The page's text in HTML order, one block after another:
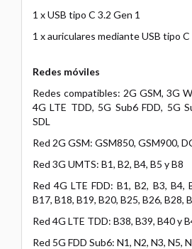
1 x USB tipo C 3.2 Gen 1
1 x auriculares mediante USB tipo C
Redes móviles
Redes compatibles: 2G GSM, 3G
4G LTE TDD, 5G Sub6 FDD, 5G
SDL
Red 2G GSM: GSM850, GSM900,
Red 3G UMTS: B1, B2, B4, B5 y B8
Red 4G LTE FDD: B1, B2, B3, B4,
B17, B18, B19, B20, B25, B26, B28,
Red 4G LTE TDD: B38, B39, B40 y
Red 5G FDD Sub6: N1, N2, N3, N5,